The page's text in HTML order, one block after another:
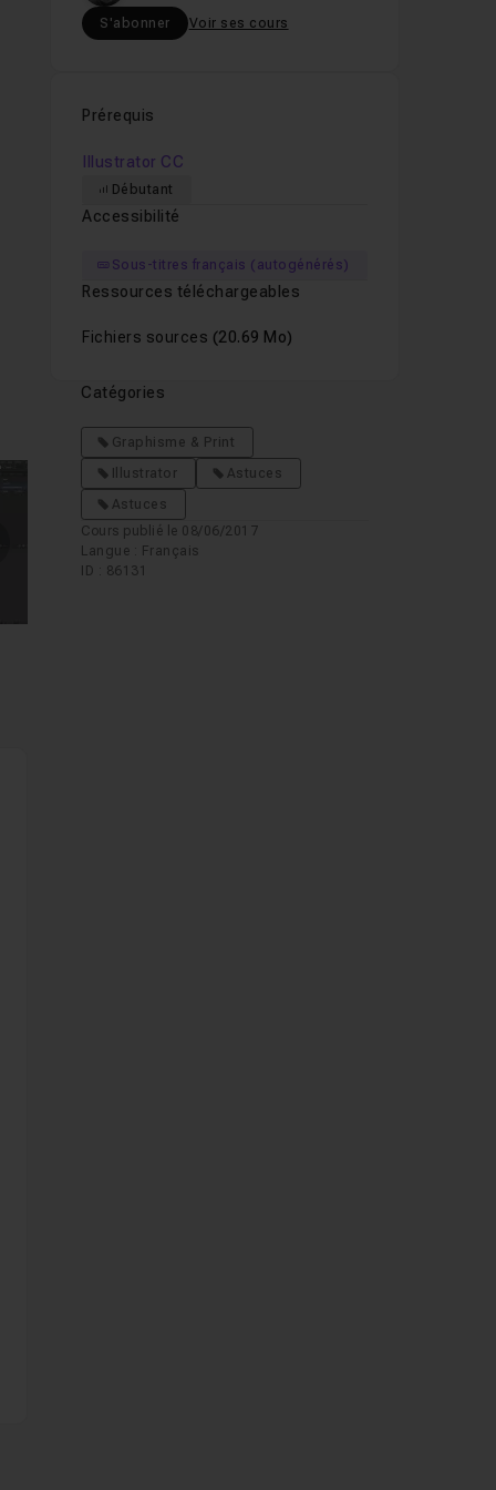
suivantes
S'abonner Voir ses cours
Prérequis
Illustrator CC
Débutant
Accessibilité
Sous-titres français (autogénérés)
Ressources téléchargeables
Fichiers sources (20.69 Mo)
Catégories
Graphisme & Print
Illustrator
Astuces
Astuces
Cours publié le 08/06/2017
Langue : Français
ID : 86131